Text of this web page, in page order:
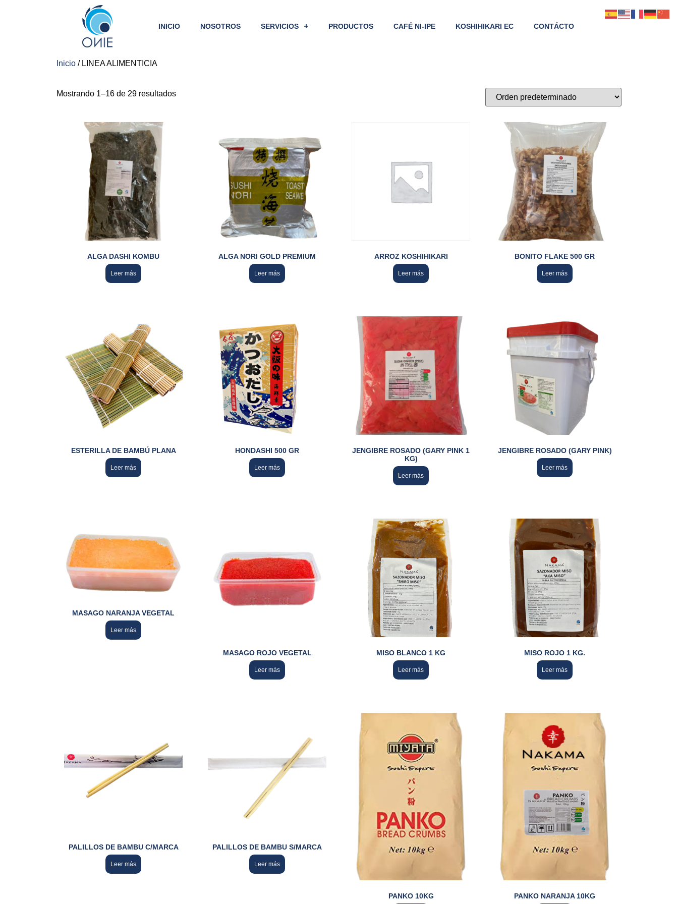
INICIO NOSOTROS SERVICIOS PRODUCTOS CAFÉ NI-IPE KOSHIHIKARI EC CONTÁCTO
Inicio / LINEA ALIMENTICIA
Mostrando 1–16 de 29 resultados
ALGA DASHI KOMBU
Leer más
ALGA NORI GOLD PREMIUM
Leer más
ARROZ KOSHIHIKARI
Leer más
BONITO FLAKE 500 GR
Leer más
ESTERILLA DE BAMBÚ PLANA
Leer más
HONDASHI 500 GR
Leer más
JENGIBRE ROSADO (GARY PINK 1
KG)
Leer más
JENGIBRE ROSADO (GARY PINK)
Leer más
MASAGO NARANJA VEGETAL
Leer más
MASAGO ROJO VEGETAL
Leer más
MISO BLANCO 1 KG
Leer más
MISO ROJO 1 KG.
Leer más
PALILLOS DE BAMBU C/MARCA
Leer más
PALILLOS DE BAMBU S/MARCA
Leer más
PANKO 10KG PANKO NARANJA 10KG